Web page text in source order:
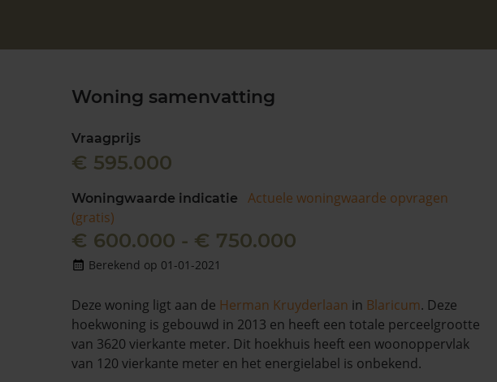
Woning samenvatting
Vraagprijs
€ 595.000
Woningwaarde indicatie
Actuele woningwaarde opvragen
(gratis)
€ 600.000 - € 750.000
Berekend op 01-01-2021
Deze woning ligt aan de Herman Kruyderlaan in Blaricum. Deze
hoekwoning is gebouwd in 2013 en heeft een totale perceelgrootte
van 3620 vierkante meter. Dit hoekhuis heeft een woonoppervlak
van 120 vierkante meter en het energielabel is onbekend.